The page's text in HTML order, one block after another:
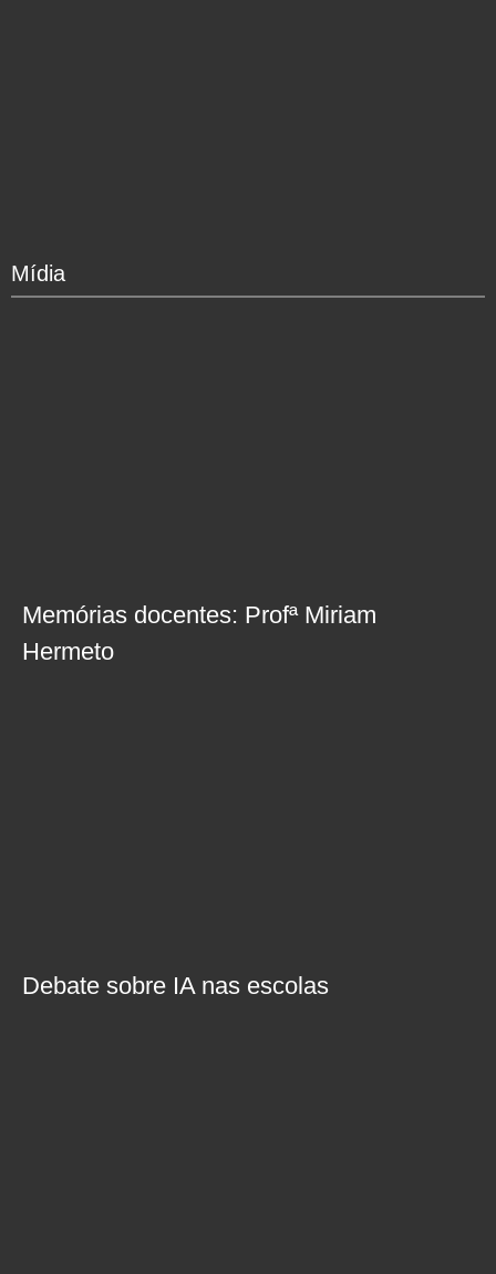
Mídia
Memórias docentes: Profª Miriam
Hermeto
Debate sobre IA nas escolas